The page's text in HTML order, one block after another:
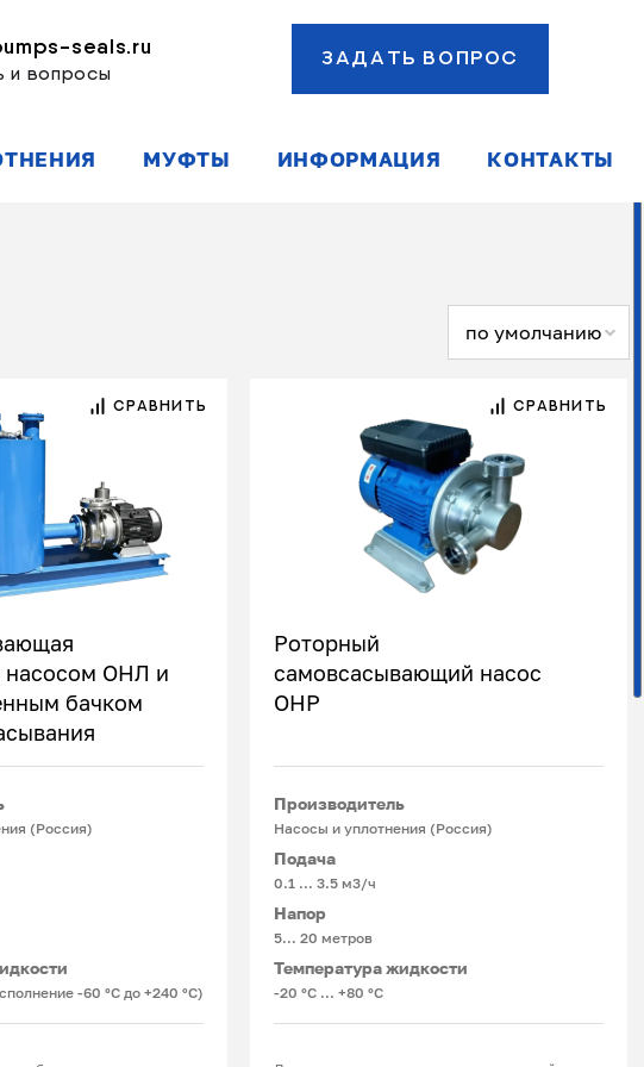
seals.ru
и вопросы
ЗАДАТЬ ВОПРОС
МУФТЫ ИНФОРМАЦИЯ КОНТАКТЫ
по умолчанию
СРАВНИТЬ
насосом ОНЛ и
бачком
(Россия)
-60 °С до +240 °С)
СРАВНИТЬ
Роторный
самовсасывающий насос
ОНР
Производитель
Насосы и уплотнения (Россия)
Подача
0.1 ... 3.5 м3/ч
Напор
5… 20 метров
Температура жидкости
-20 °С ... +80 °С